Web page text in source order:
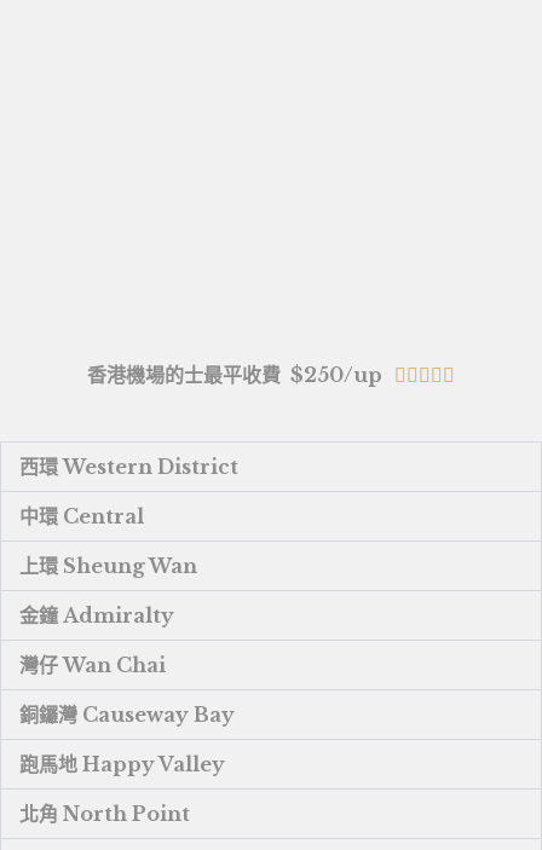
香港機場的士最平收費 $250/up     
西環 Western District
中環 Central
上環 Sheung Wan
金鐘 Admiralty
灣仔 Wan Chai
銅鑼灣 Causeway Bay
跑馬地 Happy Valley
北角 North Point